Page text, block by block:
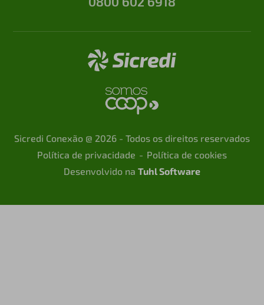
Sicredi Conexão @ 2026 - Todos os direitos reservados
Política de privacidade
Política de cookies
Desenvolvido na Tuhl Software